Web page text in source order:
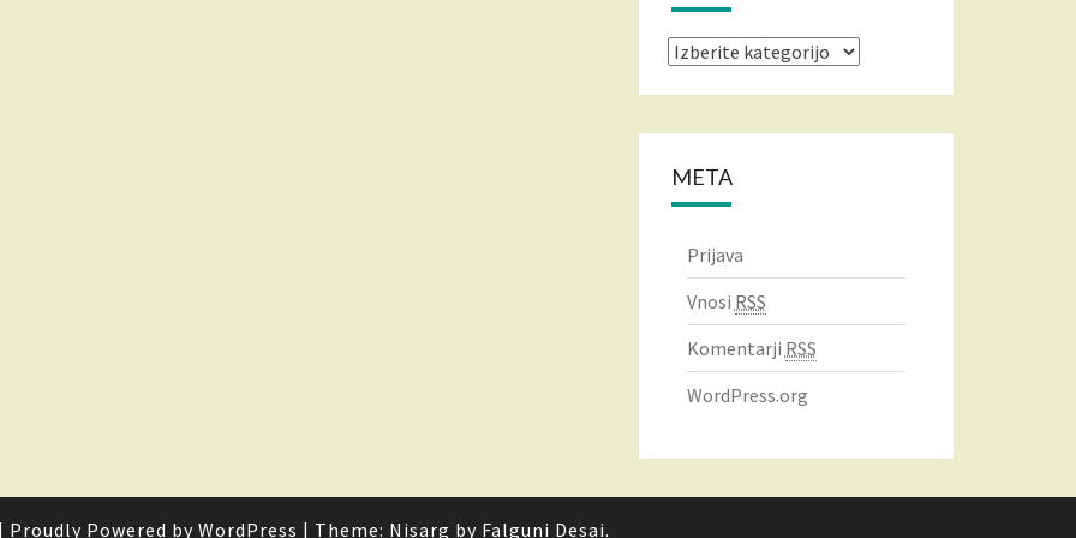
Kategorije
META
Prijava
Vnosi RSS
Komentarji RSS
WordPress.org
| Proudly Powered by WordPress | Theme: Nisarg by Falguni Desai.